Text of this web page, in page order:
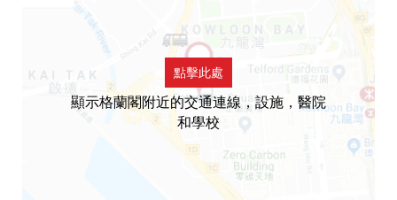
點擊此處
顯示格蘭閣附近的交通連線，設施，醫院
和學校